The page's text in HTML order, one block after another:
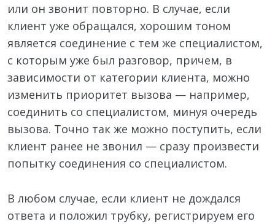
или он звонит повторно. В случае, если
клиент уже обращался, хорошим тоном
является соединение с тем же специалистом,
с которым уже был разговор, причем, в
зависимости от категории клиента, можно
изменить приоритет вызова — например,
соединить со специалистом, минуя очередь
вызова. Точно так же можно поступить, если
клиент ранее не звонил — сразу произвести
попытку соединения со специалистом.
В любом случае, если клиент не дождался
ответа и положил трубку, регистрируем его